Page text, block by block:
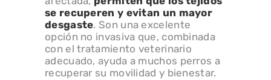
se recuperen y evitan un mayor
desgaste. Son una excelente
opción no invasiva que, combinada
con el tratamiento veterinario
adecuado, ayuda a muchos perros a
recuperar su movilidad y bienestar.